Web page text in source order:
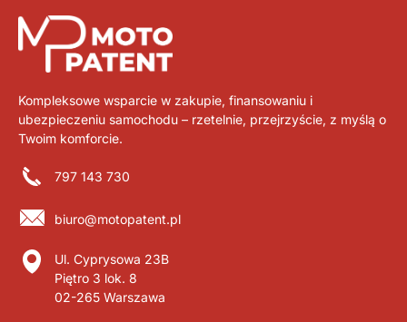
Kompleksowe wsparcie w zakupie, finansowaniu i
ubezpieczeniu samochodu – rzetelnie, przejrzyście, z myślą o
Twoim komforcie.
797 143 730
biuro@motopatent.pl
Ul. Cyprysowa 23B
Piętro 3 lok. 8
02-265 Warszawa